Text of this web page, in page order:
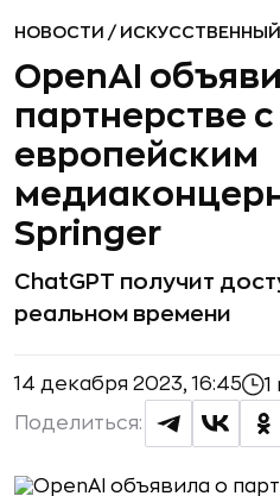
НОВОСТИ /
OpenAI
партнерстве
европейским
Springer
ChatGPT получит
реальном времени
14 декабря 2023, 16:45 1
Поделиться: